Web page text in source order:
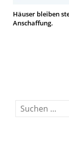
Häuser bleiben
Anschaffung.